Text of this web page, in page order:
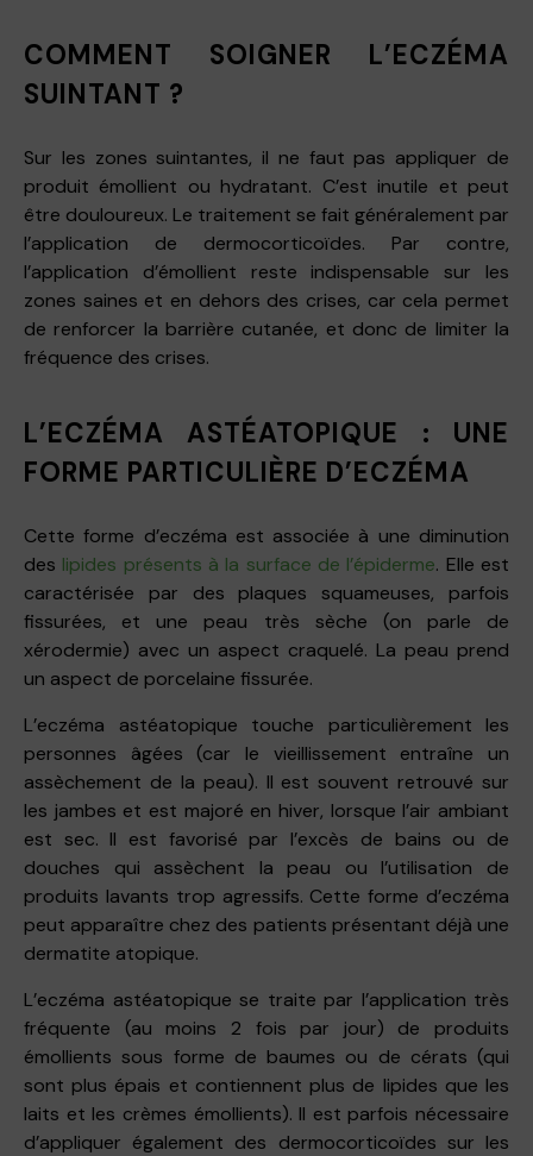
COMMENT SOIGNER L’ECZÉMA
SUINTANT ?
Sur les zones suintantes, il ne faut pas appliquer de
produit émollient ou hydratant. C’est inutile et peut
être douloureux. Le traitement se fait généralement par
l’application de dermocorticoïdes. Par contre,
l’application d’émollient reste indispensable sur les
zones saines et en dehors des crises, car cela permet
de renforcer la barrière cutanée, et donc de limiter la
fréquence des crises.
L’ECZÉMA ASTÉATOPIQUE : UNE
FORME PARTICULIÈRE D’ECZÉMA
Cette forme d’eczéma est associée à une diminution
des lipides présents à la surface de l’épiderme. Elle est
caractérisée par des plaques squameuses, parfois
fissurées, et une peau très sèche (on parle de
xérodermie) avec un aspect craquelé. La peau prend
un aspect de porcelaine fissurée.
L’eczéma astéatopique touche particulièrement les
personnes âgées (car le vieillissement entraîne un
assèchement de la peau). Il est souvent retrouvé sur
les jambes et est majoré en hiver, lorsque l’air ambiant
est sec. Il est favorisé par l’excès de bains ou de
douches qui assèchent la peau ou l’utilisation de
produits lavants trop agressifs. Cette forme d’eczéma
peut apparaître chez des patients présentant déjà une
dermatite atopique.
L’eczéma astéatopique se traite par l’application très
fréquente (au moins 2 fois par jour) de produits
émollients sous forme de baumes ou de cérats (qui
sont plus épais et contiennent plus de lipides que les
laits et les crèmes émollients). Il est parfois nécessaire
d’appliquer également des dermocorticoïdes sur les